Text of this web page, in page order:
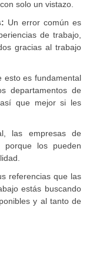
solo un vistazo.
Un error común es
de trabajo,
gracias al trabajo
esto es fundamental
departamentos de
así que mejor si les
las empresas de
porque los pueden
referencias que las
estás buscando
y al tanto de